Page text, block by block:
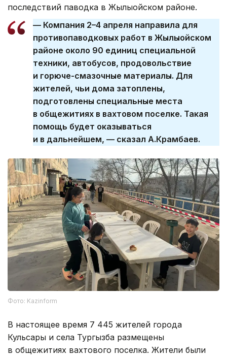
последствий паводка в Жылыойском районе.
— Компания 2–4 апреля направила для
противопаводковых работ в Жылыойском
районе около 90 единиц специальной
техники, автобусов, продовольствие
и горюче-смазочные материалы. Для
жителей, чьи дома затоплены,
подготовлены специальные места
в общежитиях в вахтовом поселке. Такая
помощь будет оказываться
и в дальнейшем, — сказал А.Крамбаев.
Фото: Kazinform
В настоящее время 7 445 жителей города
Кульсары и села Тургызба размещены
в общежитиях вахтового поселка. Жители были